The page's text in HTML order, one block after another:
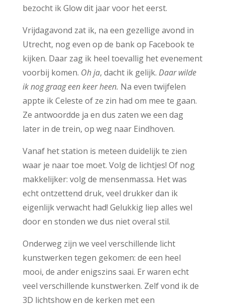
bezocht ik Glow dit jaar voor het eerst.
Vrijdagavond zat ik, na een gezellige avond in
Utrecht, nog even op de bank op Facebook te
kijken. Daar zag ik heel toevallig het evenement
voorbij komen. Oh ja, dacht ik gelijk. Daar wilde
ik nog graag een keer heen. Na even twijfelen
appte ik Celeste of ze zin had om mee te gaan.
Ze antwoordde ja en dus zaten we een dag
later in de trein, op weg naar Eindhoven.
Vanaf het station is meteen duidelijk te zien
waar je naar toe moet. Volg de lichtjes! Of nog
makkelijker: volg de mensenmassa. Het was
echt ontzettend druk, veel drukker dan ik
eigenlijk verwacht had! Gelukkig liep alles wel
door en stonden we dus niet overal stil.
Onderweg zijn we veel verschillende licht
kunstwerken tegen gekomen: de een heel
mooi, de ander enigszins saai. Er waren echt
veel verschillende kunstwerken. Zelf vond ik de
3D lichtshow en de kerken met een